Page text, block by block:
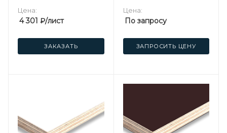
Цена:
4 301 ₽/лист
ЗАКАЗАТЬ
Цена:
По запросу
ЗАПРОСИТЬ ЦЕНУ